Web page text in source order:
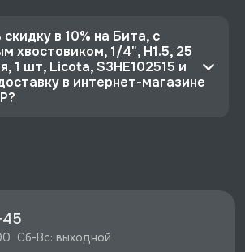
скидку в 10% на Бита, с
хвостовиком, 1/4", H1.5, 25
1 шт, Licota, S3HE102515 и
в интернет-магазине
скидкой - 73 руб.
в Москве, Санкт-
Сб-Вс: выходной